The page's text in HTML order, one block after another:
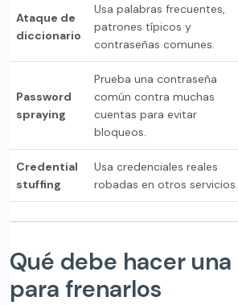
Ataque de
diccionario
Usa palabras frecuentes,
patrones típicos y
contraseñas comunes.
Password
spraying
Prueba una contraseña
común contra muchas
cuentas para evitar
bloqueos.
Credential
stuffing
Usa credenciales reales
robadas en otros servicios.
Qué debe hacer
para frenarlos